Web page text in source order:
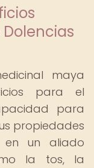
Dolencias
maya
para el
para
propiedades
en un aliado
la tos, la